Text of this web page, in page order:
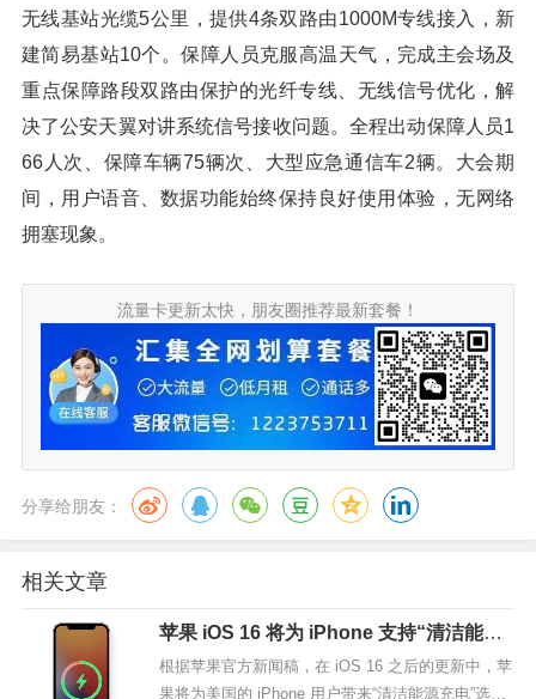
无线基站光缆5公里，提供4条双路由1000M专线接入，新
建简易基站10个。保障人员克服高温天气，完成主会场及
重点保障路段双路由保护的光纤专线、无线信号优化，解
决了公安天翼对讲系统信号接收问题。全程出动保障人员1
66人次、保障车辆75辆次、大型应急通信车2辆。大会期
间，用户语音、数据功能始终保持良好使用体验，无网络
拥塞现象。
流量卡更新太快，朋友圈推荐最新套餐！
分享给朋友：
相关文章
苹果 iOS 16 将为 iPhone 支持“清洁能源
充电”
根据苹果官方新闻稿，在 iOS 16 之后的更新中，苹
果将为美国的 iPhone 用户带来“清洁能源充电”选